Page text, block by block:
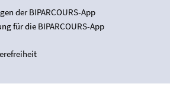
der BIPARCOURS-App
für die BIPARCOURS-App